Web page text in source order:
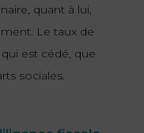
quant à lui,
Le taux de
est cédé, que
sociales.